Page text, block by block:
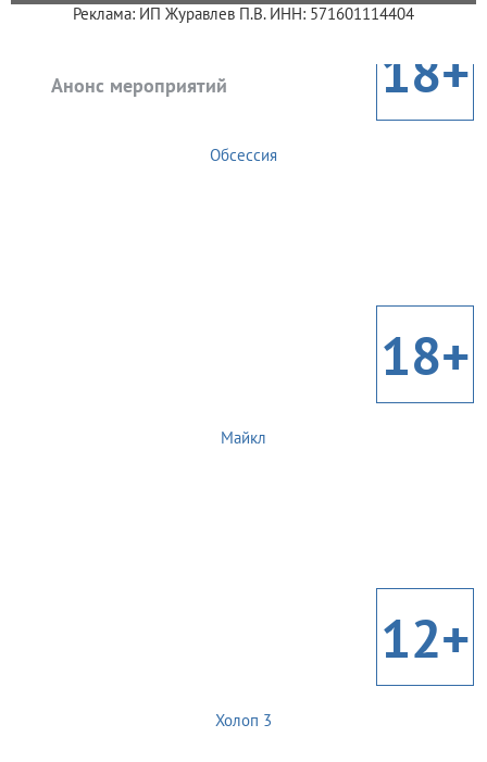
Реклама: ИП Журавлев П.В. ИНН: 571601114404
Анонс мероприятий 18+
Обсессия
18+
Майкл
12+
Холоп 3